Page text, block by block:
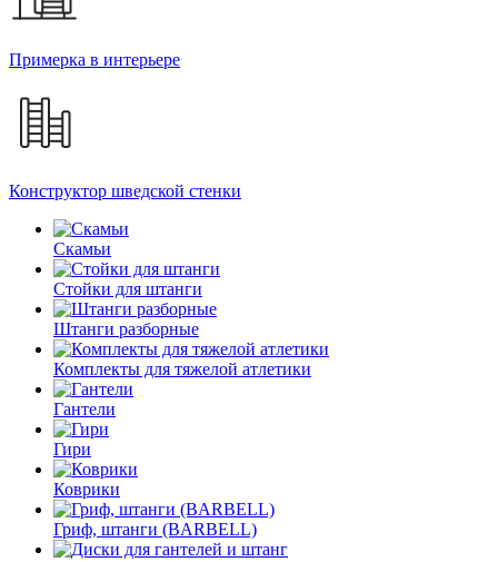
Примерка в интерьере
Конструктор шведской стенки
Скамьи
Стойки для штанги
Штанги разборные
Комплекты для тяжелой атлетики
Гантели
Гири
Коврики
Гриф, штанги (BARBELL)